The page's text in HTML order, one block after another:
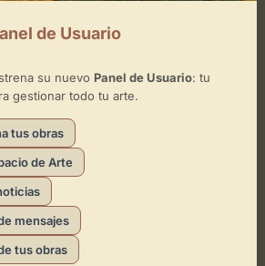
Imagen Peluqueria
mapa para interactuar
de Usuario
su nuevo Panel de Usuario: tu
gestionar todo tu arte.
tus obras
de Arte
mensajes
tus obras